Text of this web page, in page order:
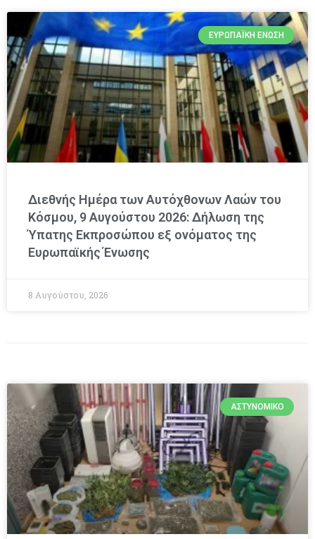
ΕΥΡΩΠΑΪΚΉ ΈΝΩΣΗ
Διεθνής Ημέρα των Αυτόχθονων Λαών του
Κόσμου, 9 Αυγούστου 2026: Δήλωση της
Ύπατης Εκπροσώπου εξ ονόματος της
Ευρωπαϊκής Ένωσης
8 Αυγούστου, 2026
ΑΣΤΥΝΟΜΙΚΌ